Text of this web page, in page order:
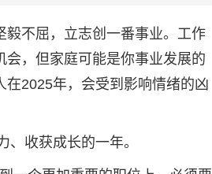
毅不屈，立志创一番事业。工作
，但家庭可能是你事业发展的
2025年，会受到影响情绪的凶
收获成长的一年。